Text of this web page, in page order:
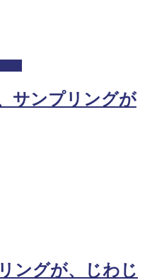
サンプリングが
ングが、じわじ